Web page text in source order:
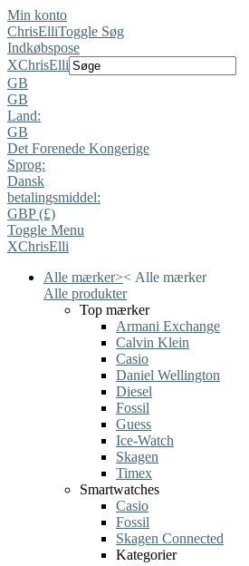
Min konto
ChrisElliToggle Søg
Indkøbspose
XChrisElli
GB
GB
Land:
GB
Det Forenede Kongerige
Sprog:
Dansk
betalingsmiddel:
GBP (£)
Toggle Menu
XChrisElli
Alle mærker>< Alle mærker
Alle produkter
Top mærker
Armani Exchange
Calvin Klein
Casio
Daniel Wellington
Diesel
Fossil
Guess
Ice-Watch
Skagen
Timex
Smartwatches
Casio
Fossil
Skagen Connected
Kategorier